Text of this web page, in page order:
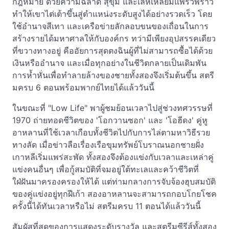
ทำให้เขาไต่เต้าขึ้นสู่ตำแหน่งระดับสูงได้อย่างรวดเร็ว โดย
ใช้อำนาจสีเทา และเครือข่ายลักลอบขนของเถื่อนในการ
สร้างรายได้มหาศาลให้กับองค์กร ทว่ามีเพียงอุปสรรคเดียว
ที่ขวางทางอยู่ คืออัยการสุดตงฉินผู้ที่ไม่สามารถซื้อได้ด้วย
เงินหรืออำนาจ และเมื่อทุกอย่างในชีวิตกลายเป็นเดิมพัน
การห้ำหั่นเพื่อทำลายล้างของชายทั้งสองจึงเริ่มต้นขึ้น สตรี
มครบ 6 ตอนพร้อมพากย์ไทยได้แล้ววันนี้
ในขณะที่ "Low Life" พาผู้ชมย้อนเวลาไปสู่ช่วงทศวรรษที่
1970 ถ่ายทอดชีวิตของ 'โอกวานซอก' และ 'โอฮีดง' คู่หู
อาหลานที่ใช้เวลาเกือบทั้งชีวิตไปกับการไล่ตามหาวิธีรวย
ทางลัด เมื่อข่าวลือเรื่องเรือขุมทรัพย์โบราณนอกชายฝั่ง
เกาหลีเริ่มแพร่สะพัด ทั้งสองจึงต้องแข่งกับเวลาและเหล่าคู่
แข่งคนอื่นๆ เพื่อกู้สมบัติที่จมอยู่ใต้ทะเลและคว้าชีวิตที่
ใฝ่ฝันมาครองครองให้ได้ แต่ท่ามกลางการจับจ้องฮุบสมบัติ
ของคู่แข่งอยู่ทุกฝีเก้า สองอาหลานจะสามารถกอบโกยโชค
ครั้งนี้ได้ทันเวลาหรือไม่ สตรีมครบ 11 ตอนได้แล้ววันนี้
สัมผัสที่สุดของการแสดงระดับรางวัล และสตรีมซีรีส์ทั้งสอง